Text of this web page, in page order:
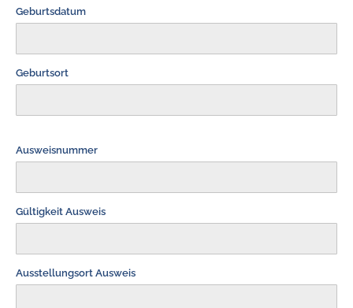
Geburtsdatum
Geburtsort
Ausweisnummer
Gültigkeit Ausweis
Ausstellungsort Ausweis